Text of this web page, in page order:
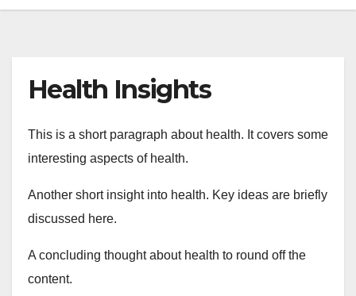
Health Insights
This is a short paragraph about health. It covers some
interesting aspects of health.
Another short insight into health. Key ideas are briefly
discussed here.
A concluding thought about health to round off the
content.